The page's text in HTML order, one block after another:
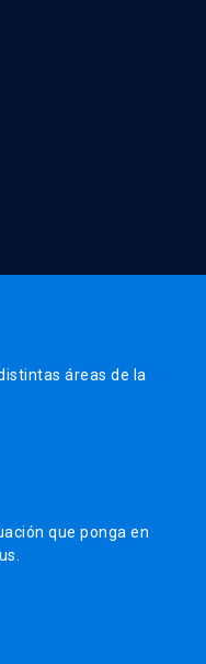
áreas de la
que ponga en